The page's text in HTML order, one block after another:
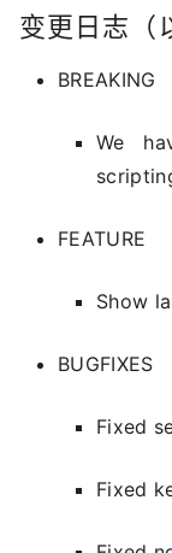
变更日志（
BREAKING
We
FEATURE
Show
BUGFIXES
Fixed
Fixed